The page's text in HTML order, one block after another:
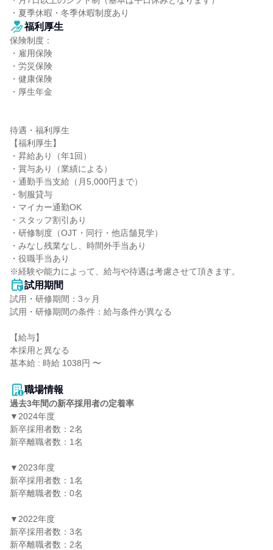
・夏季休暇・冬季休暇制度あり
福利厚生
保険制度：
・雇用保険
・労災保険
・健康保険
・厚生年金
待遇・福利厚生
【福利厚生】
・昇給あり（年1回）
・賞与あり（業績による）
・通勤手当支給（月5,000円まで）
・制服貸与
・マイカー通勤OK
・スタッフ割引あり
・研修制度（OJT・同行・他店舗見学）
・みなし残業なし、時間外手当あり
・役職手当あり
※経験や能力によって、給与や待遇は考慮させて頂きます。
試用期間
試用・研修期間：3ヶ月
試用・研修期間の条件：給与条件が異なる
【給与】
本採用と異なる
基本給 : 時給 1038円 〜
職場情報
過去3年間の新卒採用者の定着率
▼2024年度
新卒採用者数：2名
新卒離職者数：1名
▼2023年度
新卒採用者数：1名
新卒離職者数：0名
▼2022年度
新卒採用者数：3名
新卒離職者数：2名